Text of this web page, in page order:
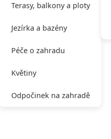
Terasy, balkony a ploty
Jezírka a bazény
Péče o zahradu
Květiny
Odpočinek na zahradě